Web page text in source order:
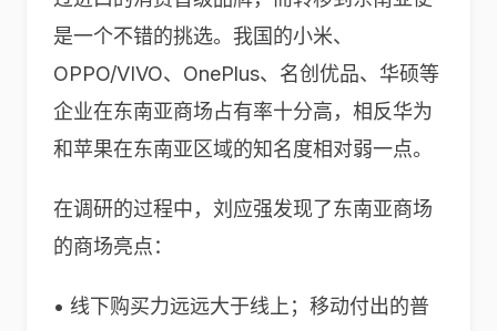
是一个不错的挑选。我国的小米、
OPPO/VIVO、OnePlus、名创优品、华硕等
企业在东南亚商场占有率十分高，相反华为
和苹果在东南亚区域的知名度相对弱一点。
在调研的过程中，刘应强发现了东南亚商场
的商场亮点：
• 线下购买力远远大于线上；移动付出的普